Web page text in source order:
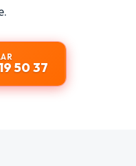
50 37